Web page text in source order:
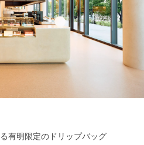
有明限定のドリップバッグ